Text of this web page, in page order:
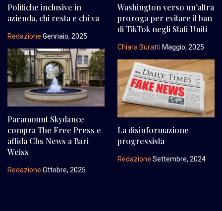
Politiche inclusive in
azienda, chi resta e chi va
Redazione Gennaio, 2025
Washington verso un’altra
proroga per evitare il ban
di TikTok negli Stati Uniti
Chiara Buratti Maggio, 2025
Paramount Skydance
compra The Free Press e
affida Cbs News a Bari
Weiss
Redazione Ottobre, 2025
La disinformazione
progressista
Redazione Settembre, 2024